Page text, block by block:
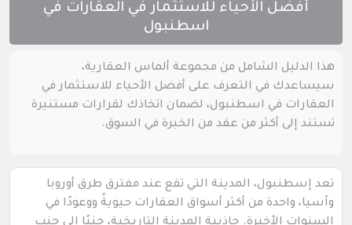
أفضل الأحياء للاستثمار في العقارات في
اسطنبول
هذا الدليل الشامل من مجموعة ألماس العقارية،
سيساعدك في التعرف على أفضل الأحياء للاستثمار في
العقارات في اسطنبول، لضمان اتخاذك لقرارات مستنيرة
تستند إلى أكثر من عقد من الخبرة في السوق.
تعد إسطنبول، المدينة التي تقع عند مفترق طرق أوروبا
وآسيا، واحدة من أكثر أسواق العقارات حيويةً ووعودًا في